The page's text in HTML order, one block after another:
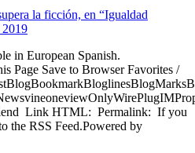
la ficción, en “Igualdad
2019
in European Spanish.
Page Save to Browser Favorites /
Link HTML: Permalink: If you
the RSS Feed.Powered by